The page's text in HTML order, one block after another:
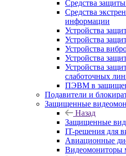
Средства
Средства
информации
Устройства
Устройства
Устройства
Устройства
Устройства
слаботочных
ПЭВМ в
Подавители и
Защищенные
Назад
Защищенные
IT-решения для
Авиационные
Видеомониторы